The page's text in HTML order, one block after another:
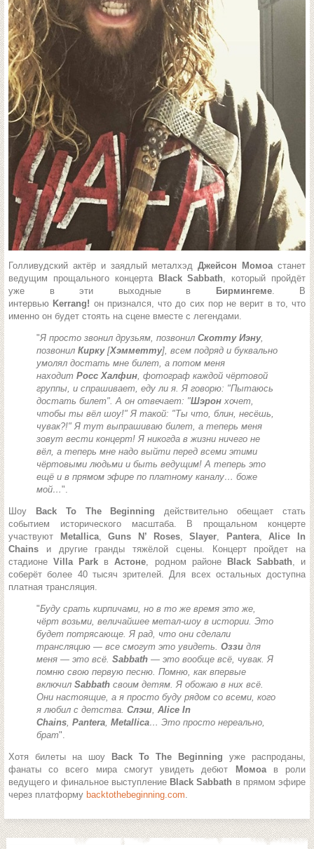
Голливудский актёр и заядлый металхэдДжейсон Момоастанет
ведущим прощального концерта
Black Sabbath, который пройдёт
уже в эти выходные в
Бирмингеме. В
интервью Kerrang! он признался, что до сих пор не верит в то, что
именно он будет стоять на сцене вместе с легендами.
"Я просто звонил друзьям, позвонил Скотту Иэну,
позвонил Кирку [Хэмметту], всем подряд и буквально
умолял достать мне билет, а потом меня
находит Росс Халфин, фотограф каждой чёртовой
группы, и спрашивает, еду ли я. Я говорю: "Пытаюсь
достать билет". А он отвечает: "Шэрон хочет,
чтобы ты вёл шоу!" Я такой: "Ты что, блин, несёшь,
чувак?!" Я тут выпрашиваю билет, а теперь меня
зовут вести концерт! Я никогда в жизни ничего не
вёл, а теперь мне надо выйти перед всеми этими
чёртовыми людьми и быть ведущим! А теперь это
ещё и в прямом эфире по платному каналу… боже
мой…".
Шоу Back To The Beginningдействительно обещает стать
событием исторического масштаба. В прощальном концерте
участвуют
Metallica,Guns N’ Roses,Slayer, Pantera,Alice In
Chains и другие гранды тяжёлой сцены. Концерт пройдет на
стадионеVilla Park вАстоне, родном районе Black Sabbath, и
соберёт более 40 тысяч зрителей. Для всех остальных доступна
платная трансляция.
"Буду срать кирпичами, но в то же время это же,
чёрт возьми, величайшее метал-шоу в истории. Это
будет потрясающе. Я рад, что они сделали
трансляцию — все смогут это увидеть. Оззи для
меня — это всё. Sabbath — это вообще всё, чувак. Я
помню свою первую песню. Помню, как впервые
включил Sabbath своим детям. Я обожаю в них всё.
Они настоящие, а я просто буду рядом со всеми, кого
я любил с детства. Слэш, Alice In
Chains, Pantera, Metallica… Это просто нереально,
брат".
Хотя билеты на шоу Back To The Beginning уже распроданы,
фанаты со всего мира смогут увидеть дебют
Момоа в роли
ведущего и финальное выступление Black Sabbath в прямом эфире
через платформу backtothebeginning.com.